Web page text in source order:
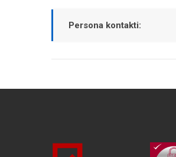
Persona kontakti: